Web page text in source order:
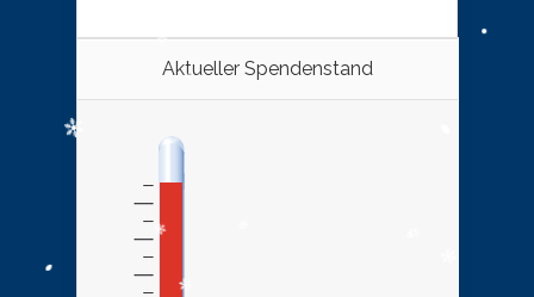
Aktueller Spendenstand